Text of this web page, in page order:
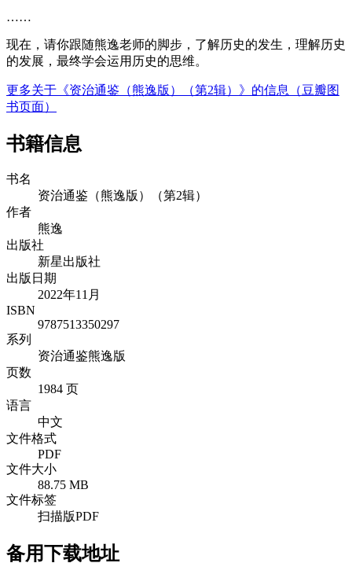
……
现在，请你跟随熊逸老师的脚步，了解历史的发生，理解历史
的发展，最终学会运用历史的思维。
更多关于《资治通鉴（熊逸版）（第2辑）》的信息（豆瓣图
书页面）
书籍信息
书名
资治通鉴（熊逸版）（第2辑）
作者
熊逸
出版社
新星出版社
出版日期
2022年11月
ISBN
9787513350297
系列
资治通鉴熊逸版
页数
1984 页
语言
中文
文件格式
PDF
文件大小
88.75 MB
文件标签
扫描版PDF
备用下载地址